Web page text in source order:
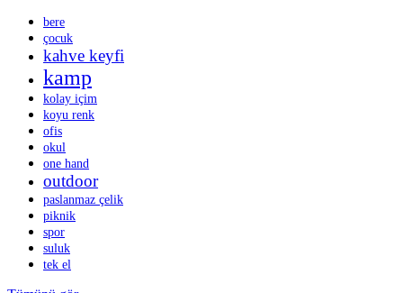
bere
çocuk
kahve keyfi
kamp
kolay içim
koyu renk
ofis
okul
one hand
outdoor
paslanmaz çelik
piknik
spor
suluk
tek el